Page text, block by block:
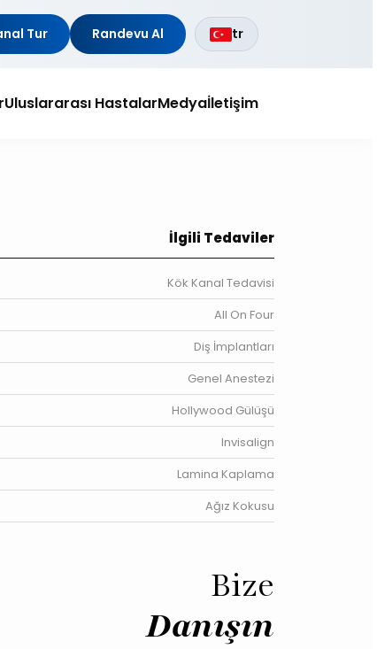
Tur Randevu Al tr
Uluslararası HastalarMedyaİletişim
İlgili Tedaviler
Kök Kanal Tedavisi
All On Four
Diş İmplantları
Genel Anestezi
Hollywood Gülüşü
Invisalign
Lamina Kaplama
Ağız Kokusu
Bize
Danışın